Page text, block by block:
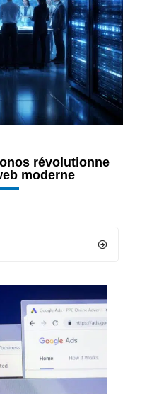
révolutionne
moderne